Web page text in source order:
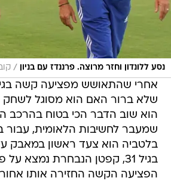
נסע ללונדון וחזר מרוצה. פרננדז עם בניון /
אחרי שהתאושש מפציעה קשה
הוא שוב הדבר הכי בטוח בהרכב
שמעבר לחשיבות הלאומית, עבור
בלטביה הוא צעד ראשון במאבק
בגיל 31, קפטן הנבחרת נמצא
הפציעה הקשה החזירה אותו